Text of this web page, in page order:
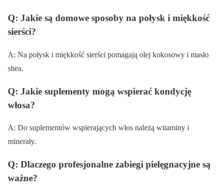
Q: Jakie są domowe sposoby na połysk i miękkość
sierści?
A: Na połysk i miękkość sierści pomagają olej kokosowy i masło
shea.
Q: Jakie suplementy mogą wspierać kondycję
włosa?
A: Do suplementów wspierających włos należą witaminy i
minerały.
Q: Dlaczego profesjonalne zabiegi pielęgnacyjne są
ważne?